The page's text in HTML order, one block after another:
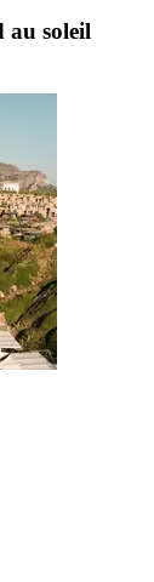
au soleil